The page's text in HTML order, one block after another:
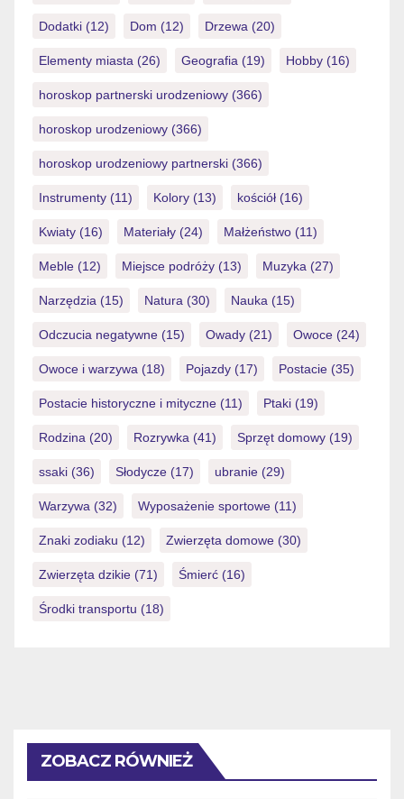
Dodatki (12) Dom (12) Drzewa (20)
Elementy miasta (26) Geografia (19) Hobby (16)
horoskop partnerski urodzeniowy (366)
horoskop urodzeniowy (366)
horoskop urodzeniowy partnerski (366)
Instrumenty (11) Kolory (13) kościół (16)
Kwiaty (16) Materiały (24) Małżeństwo (11)
Meble (12) Miejsce podróży (13) Muzyka (27)
Narzędzia (15) Natura (30) Nauka (15)
Odczucia negatywne (15) Owady (21) Owoce (24)
Owoce i warzywa (18) Pojazdy (17) Postacie (35)
Postacie historyczne i mityczne (11) Ptaki (19)
Rodzina (20) Rozrywka (41) Sprzęt domowy (19)
ssaki (36) Słodycze (17) ubranie (29)
Warzywa (32) Wyposażenie sportowe (11)
Znaki zodiaku (12) Zwierzęta domowe (30)
Zwierzęta dzikie (71) Śmierć (16)
Środki transportu (18)
ZOBACZ RÓWNIEŻ